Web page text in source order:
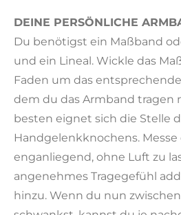
DEINE PERSÖNLICHE
Du benötigst ein Maßband
und ein Lineal. Wickle das
Faden um das
dem du das Armband tragen
besten eignet sich die Stelle
Handgelenkknochens.
enganliegend, ohne Luft zu
angenehmes Tragegefühl
hinzu. Wenn du nun